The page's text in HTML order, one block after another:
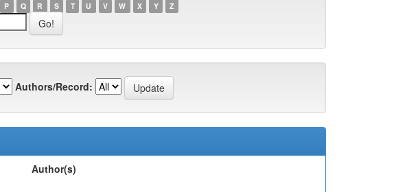
P Q R S T U V W X Y Z
Authors/Record:
Author(s)